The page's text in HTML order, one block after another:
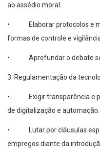
ao assédio moral.
• Elaborar protocolos e
formas de controle e vigilância
• Aprofundar o debate
3. Regulamentação da
• Exigir transparência e
de digitalização e automação.
• Lutar por cláusulas
empregos diante da